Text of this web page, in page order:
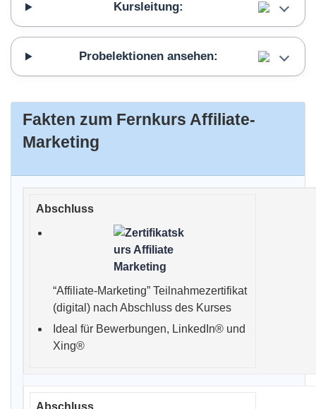
Kursleitung:
Probelektionen ansehen:
Fakten zum Fernkurs Affiliate-
Marketing
“Affiliate-Marketing” Teilnahmezertifikat
(digital) nach Abschluss des Kurses
Ideal für Bewerbungen, LinkedIn® und
Xing®